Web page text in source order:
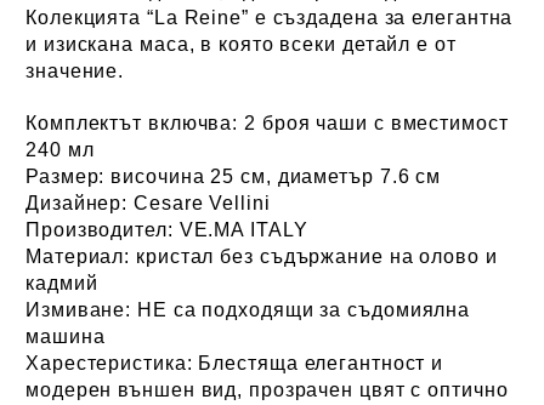
Колекцията “La Reine” е създадена за елегантна
и изискана маса, в която всеки детайл е от
значение.
Комплектът включва: 2 броя чаши с вместимост
240 мл
Размер: височина 25 см, диаметър 7.6 см
Дизайнер:Cesare Vellini
Производител: VE.MA ITALY
Материал: кристал без съдържание на олово и
кадмий
Измиване: НЕ са подходящи за съдомиялна
машина
Харестеристика: Блестяща елегантност и
модерен външен вид, прозрачен цвят с оптично